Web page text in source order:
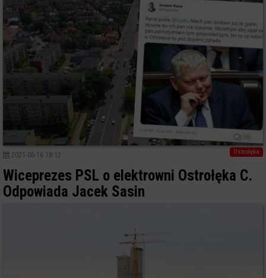
14
Ostrołęka
2021-06-16 18:12
Wiceprezes PSL o elektrowni Ostrołęka C.
Odpowiada Jacek Sasin